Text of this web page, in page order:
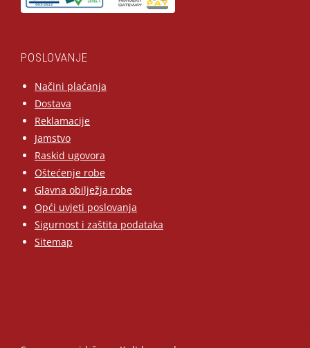
POSLOVANJE
Načini plaćanja
Dostava
Reklamacije
Jamstvo
Raskid ugovora
Oštećenje robe
Glavna obilježja robe
Opći uvjeti poslovanja
Sigurnost i zaštita podataka
Sitemap